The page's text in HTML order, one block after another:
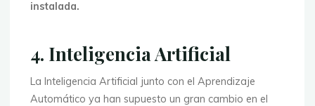
instalada.
4. Inteligencia Artificial
La Inteligencia Artificial junto con el Aprendizaje
Automático ya han supuesto un gran cambio en el